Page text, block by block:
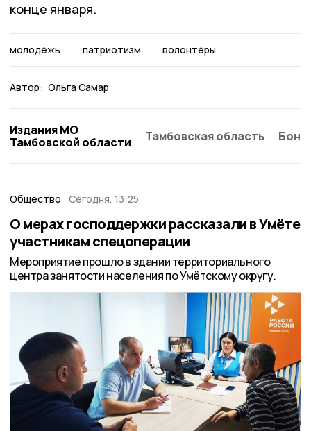
конце января.
молодёжь патриотизм волонтёры
Автор: Ольга Самар
Издания МО
Тамбовской области
Тамбовская область
Общество Сегодня, 13:25
О мерах господдержки рассказали в Умёте
участникам спецоперации
Мероприятие прошло в здании территориального
центра занятости населения по Умётскому округу.